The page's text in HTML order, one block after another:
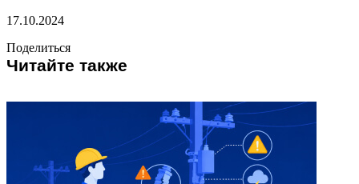
17.10.2024
Поделиться
Читайте также